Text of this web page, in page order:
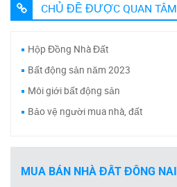
CHỦ ĐỀ ĐƯỢC QUAN TÂM
Hộp Đồng Nhà Đất
Bất động sản năm 2023
Môi giới bất động sản
Bảo vệ người mua nhà, đất
MUA BÁN NHÀ ĐẤT ĐỒNG NAI